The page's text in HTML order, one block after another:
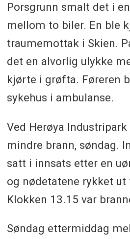
Porsgrunn smalt det i
mellom to biler. En ble
traumemottak i Skien.
det en alvorlig ulykke
kjørte i grøfta. Føreren
sykehus i ambulanse.
Ved Herøya Industripark
mindre brann, søndag.
satt i innsats etter en
og nødetatene rykket ut
Klokken 13.15 var
Søndag ettermiddag